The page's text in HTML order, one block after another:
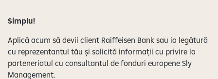
Simplu!
Aplică acum să devii client Raiffeisen Bank sau ia legătură
cu reprezentantul tău și solicită informații cu privire la
parteneriatul cu consultantul de fonduri europene Sly
Management.